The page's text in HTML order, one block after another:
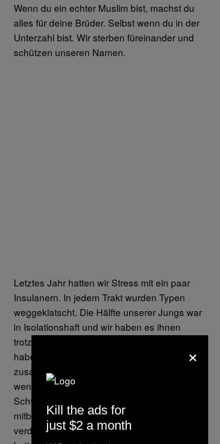
Wenn du ein echter Muslim bist, machst du
alles für deine Brüder. Selbst wenn du in der
Unterzahl bist. Wir sterben füreinander und
schützen unseren Namen.
Letztes Jahr hatten wir Stress mit ein paar
Insulanern. In jedem Trakt wurden Typen
weggeklatscht. Die Hälfte unserer Jungs war
in Isolationshaft und wir haben es ihnen
trotzdem auf dem Hof gezeigt. 19-Jährige
haben 150-Kilo-Insulaner
zusammengeschlagen. Wir haben Mut und
wenn die unseren Mut sehen, ziehen die den
Schwanz ein. Ich habe letztens
mitbekommen, wie sich ein Neuer etwas
verdächtig benommen hat. Ein paar Jungs
×
Kill the ads for
just $2 a month